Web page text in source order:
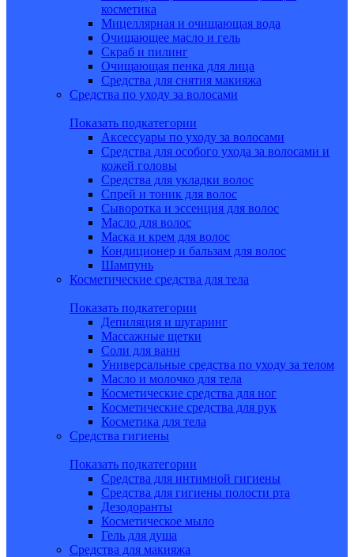
косметика
Мицеллярная и очищающая вода
Очищающее масло и гель
Скраб и пилинг
Очищающая пенка для лица
Средства для снятия макияжа
Средства по уходу за волосами
Показать подкатегории
Аксессуары по уходу за волосами
Средства для особого ухода за волосами и
кожей головы
Средства для укладки волос
Спрей и тоник для волос
Сыворотка и эссенция для волос
Масло для волос
Маска и крем для волос
Кондиционер и бальзам для волос
Шампунь
Косметические средства для тела
Показать подкатегории
Депиляция и шугаринг
Массажные щетки
Соли для ванн
Универсальные средства по уходу за телом
Масло и молочко для тела
Косметические средства для ног
Косметические средства для рук
Косметика для тела
Средства гигиены
Показать подкатегории
Средства для интимной гигиены
Средства для гигиены полости рта
Дезодоранты
Косметическое мыло
Гель для душа
Средства для макияжа